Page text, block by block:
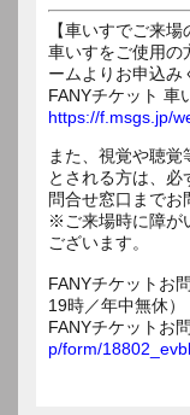
【車いすでご来場
車いすをご使用の
ームよりお申込み
FANYチケット 車
https://f.msgs.jp/
また、視覚や聴
とされる方は、必
問合せ窓口までお
※ご来場時に障が
ございます。
FANYチケットお
19時／年中無休）
FANYチケットお
p/form/